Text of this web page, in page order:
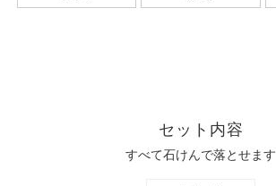
セット内容
すべて石けんで落とせます